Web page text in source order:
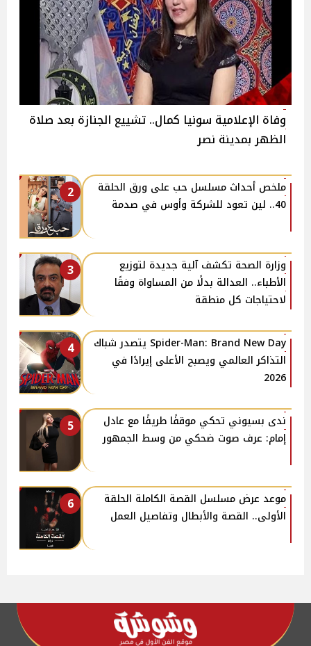
وفاة الإعلامية سونيا كمال.. تشييع الجنازة بعد صلاة
الظهر بمدينة نصر
2
ملخص أحداث مسلسل حب على ورق الحلقة
40.. لين تعود للشركة وأوس في صدمة
3
وزارة الصحة تكشف آلية جديدة لتوزيع
الأطباء.. العدالة بدلًا من المساواة وفقًا
لاحتياجات كل منطقة
4
Spider-Man: Brand New Day يتصدر شباك
التذاكر العالمي ويصبح الأعلى إيرادًا في
2026
5
​ندى بسيوني تحكي موقفًا طريفًا مع عادل
إمام: عرف صوت ضحكي من وسط الجمهور
6
موعد عرض مسلسل القصة الكاملة الحلقة
الأولى.. القصة والأبطال وتفاصيل العمل